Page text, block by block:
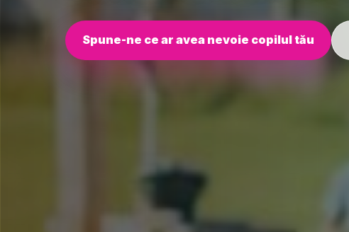
Spune-ne ce ar avea nevoie copilul tău